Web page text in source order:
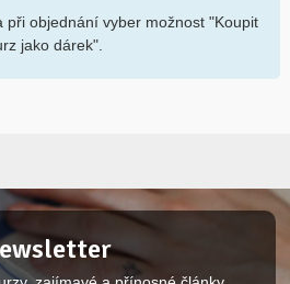
při objednání vyber možnost "Koupit
jako dárek".